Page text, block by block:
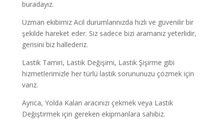
buradayız.
Uzman ekibimiz Acil durumlarınızda hızlı ve güvenilir bir
şekilde hareket eder. Siz sadece bizi aramanız yeterlidir,
gerisini biz hallederiz.
Lastik Tamiri, Lastik Değişimi, Lastik Şişirme gibi
hizmetlerimizle her türlü lastik sorununuzu çözmek için
varız.
Ayrıca, Yolda Kalan aracınızı çekmek veya Lastik
Değiştirmek için gereken ekipmanlara sahibiz.